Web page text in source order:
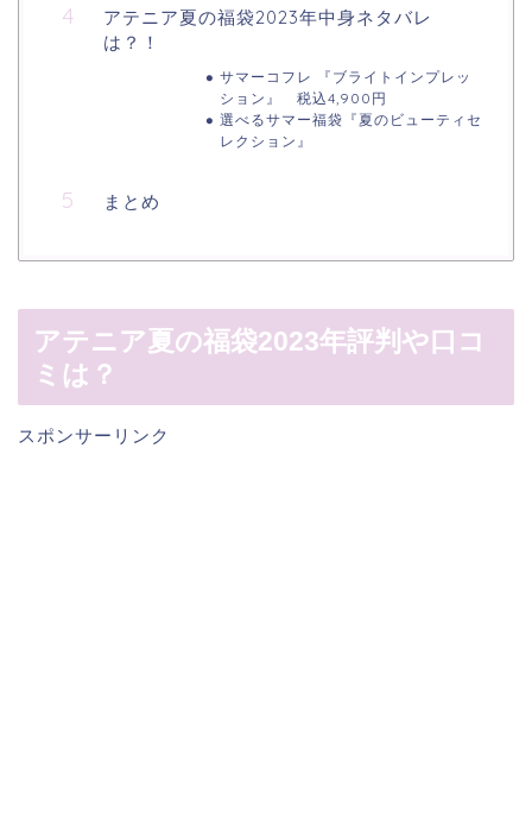
アテニア夏の福袋2023年中身ネタバレ
は？！
サマーコフレ 『ブライトインプレッ
ション』 税込4,900円
選べるサマー福袋『夏のビューティセ
レクション』
まとめ
アテニア夏の福袋2023年評判や口コ
ミは？
スポンサーリンク